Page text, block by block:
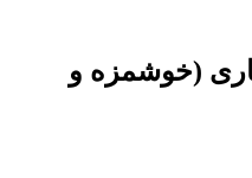
(خوشمزه و